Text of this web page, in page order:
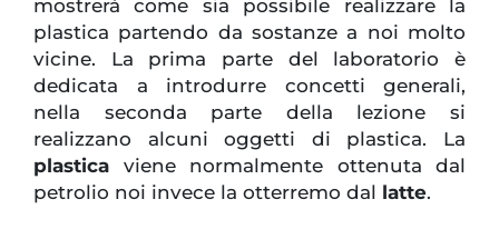
mostrerà come sia possibile realizzare la
plastica partendo da sostanze a noi molto
vicine. La prima parte del laboratorio è
dedicata a introdurre concetti generali,
nella seconda parte della lezione si
realizzano alcuni oggetti di plastica. La
plastica viene normalmente ottenuta dal
petrolio noi invece la otterremo dal latte.